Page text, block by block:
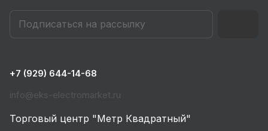
+7 (929) 644-14-68
info@eks-electromarket.ru
Торговый центр "Метр Квадратный"